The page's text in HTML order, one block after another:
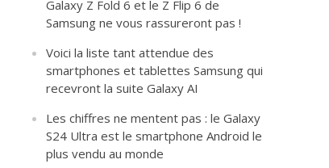
Galaxy Z Fold 6 et le Z Flip 6 de
Samsung ne vous rassureront pas !
Voici la liste tant attendue des
smartphones et tablettes Samsung qui
recevront la suite Galaxy AI
Les chiffres ne mentent pas : le Galaxy
S24 Ultra est le smartphone Android le
plus vendu au monde